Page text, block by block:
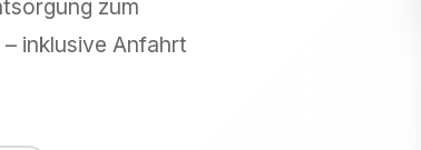
zum
inklusive Anfahrt